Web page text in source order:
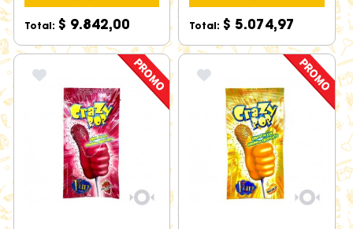
Total: $ 9.842,00 Total: $ 5.074,97